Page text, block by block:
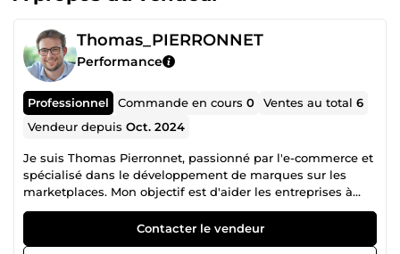
Thomas_PIERRONNET
Performance
Professionnel Commande en cours0 Ventes au total6
Vendeur depuisOct. 2024
Je suis Thomas Pierronnet, passionné par l'e-commerce et
spécialisé dans le développement de marques sur les
marketplaces. Mon objectif est d'aider les entreprises à
maximiser leur visibilité sur + de 250 Marketplace et à
réussir dans l'environnement numérique en constante
évolution. Fort d'une expérience variée, je me consacre à
Contacter le vendeur